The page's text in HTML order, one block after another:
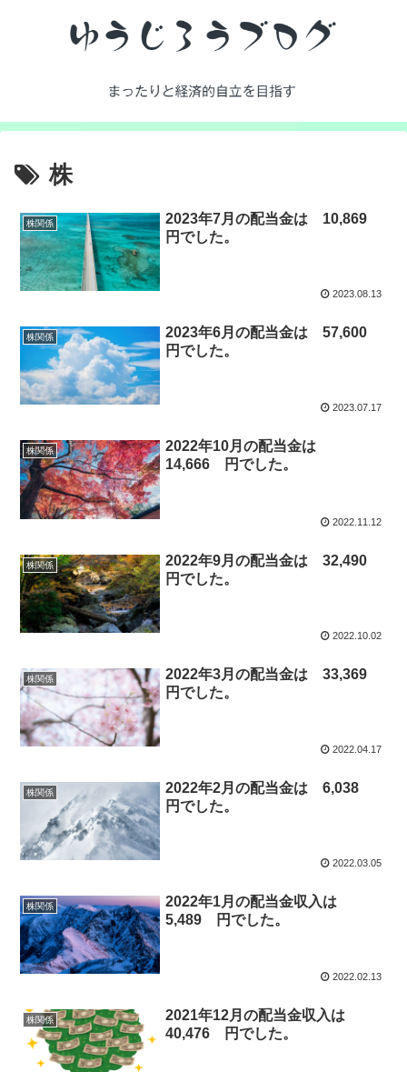
株
株関係
2023年7月の配当金は 10,869
円でした。
2023.08.13
株関係
2023年6月の配当金は 57,600
円でした。
2023.07.17
株関係
2022年10月の配当金は
14,666 円でした。
2022.11.12
株関係
2022年9月の配当金は 32,490
円でした。
2022.10.02
株関係
2022年3月の配当金は 33,369
円でした。
2022.04.17
株関係
2022年2月の配当金は 6,038
円でした。
2022.03.05
株関係
2022年1月の配当金収入は
5,489 円でした。
2022.02.13
株関係
2021年12月の配当金収入は
40,476 円でした。